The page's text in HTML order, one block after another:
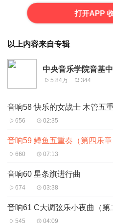
打开APP
以上内容来自专辑
中央音乐学院音基
5.84万 344
音响58 快乐的女战士 木管五
656 02:35
音响59 鳟鱼五重奏（第四乐
660 07:13
音响60 星条旗进行曲
674 03:38
音响61 C大调弦乐小夜曲（第
545 04:09